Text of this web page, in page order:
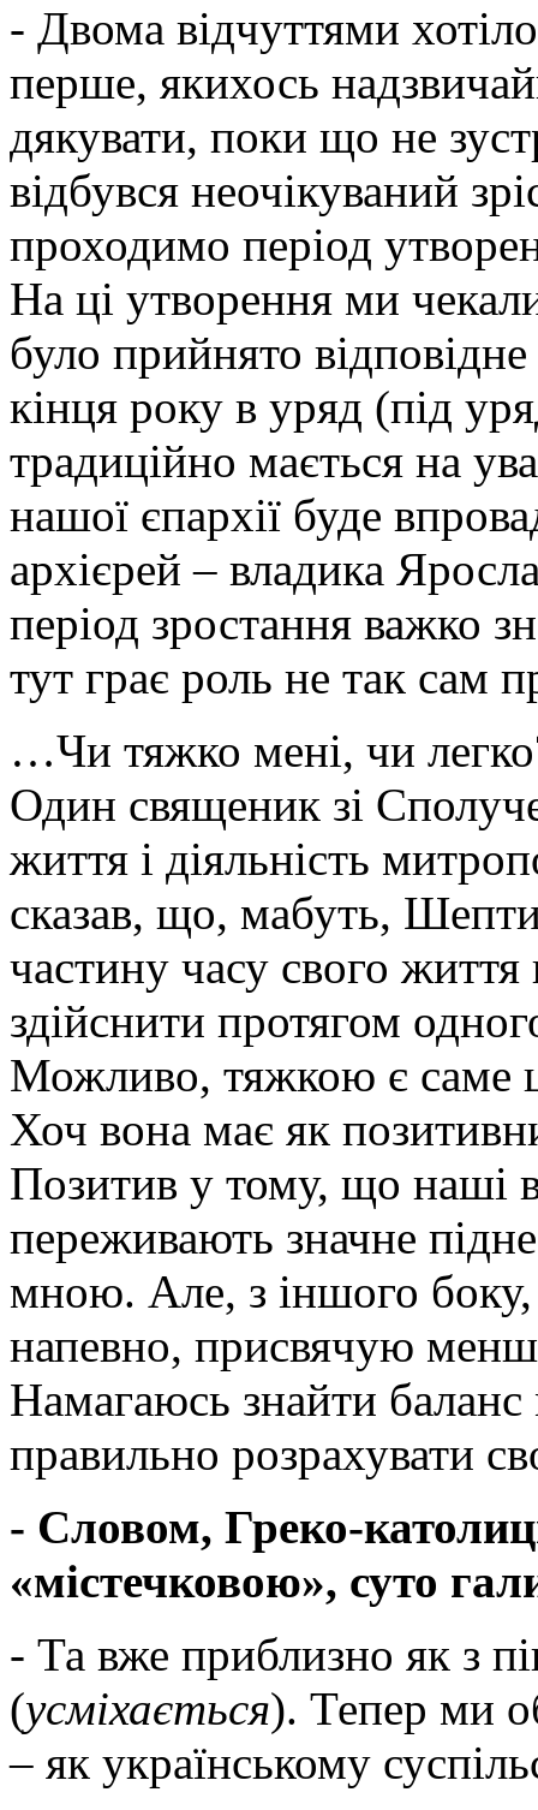
- Двома відчуттями
перше, якихось
дякувати, поки що не
відбувся неочікуваний
проходимо період
На ці утворення ми
було прийнято
кінця року в уряд (під
традиційно мається на
нашої єпархії буде
архієрей – владика
період зростання важко
тут грає роль не так сам
…Чи тяжко мені, чи
Один священик зі
життя і діяльність
сказав, що, мабуть,
частину часу свого життя
здійснити протягом
Можливо, тяжкою є саме
Хоч вона має як
Позитив у тому, що наші
переживають значне
мною. Але, з іншого
напевно, присвячую
Намагаюсь знайти
правильно розрахувати
- Словом, Греко-
«містечковою», суто
- Та вже приблизно як з
(усміхається). Тепер ми
– як українському